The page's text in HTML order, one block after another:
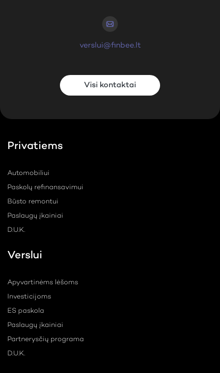
verslui@finbee.lt
Visi kontaktai
Privatiems
Automobiliui
Paskolų refinansavimui
Būsto remontui
Paslaugų įkainiai
D.U.K.
Verslui
Apyvartinėms lėšoms
Investicijoms
ES paskola
Paslaugų įkainiai
Partnerysčių programa
D.U.K.